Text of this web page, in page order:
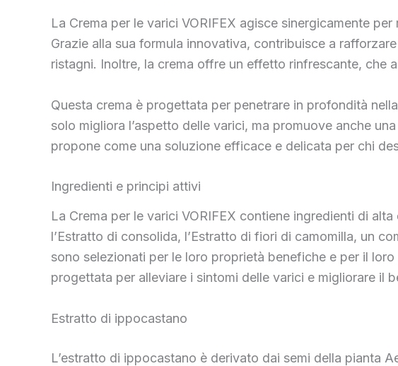
La Crema per le varici VORIFEX agisce sinergicamente
Grazie alla sua formula innovativa, contribuisce a
ristagni. Inoltre, la crema offre un effetto rinfrescante, che
Questa crema è progettata per penetrare in profondità
solo migliora l’aspetto delle varici, ma promuove anche
propone come una soluzione efficace e delicata per chi
Ingredienti e principi attivi
La Crema per le varici VORIFEX contiene ingredienti di
l’Estratto di consolida, l’Estratto di fiori di camomilla, un
sono selezionati per le loro proprietà benefiche e per il
progettata per alleviare i sintomi delle varici e migliorare il
Estratto di ippocastano
L’estratto di ippocastano è derivato dai semi della pianta